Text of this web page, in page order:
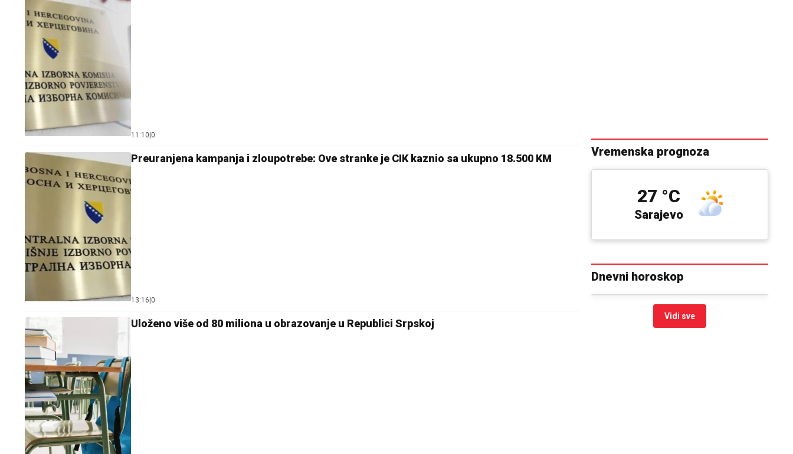
11:10 0
Preuranjena kampanja i zloupotrebe: Ove stranke je CIK kaznio sa ukupno 18.500 KM
13:16 0
Uloženo više od 80 miliona u obrazovanje u Republici Srpskoj
Vremenska prognoza
Sarajevo
27 °C
Dnevni horoskop
Vidi sve